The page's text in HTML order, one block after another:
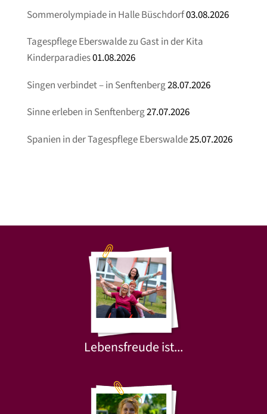
Sommerolympiade in Halle Büschdorf03.08.2026
Tagespflege Eberswalde zu Gast in der Kita
Kinderparadies01.08.2026
Singen verbindet – in Senftenberg28.07.2026
Sinne erleben in Senftenberg27.07.2026
Spanien in der Tagespflege Eberswalde25.07.2026
Lebensfreude ist...